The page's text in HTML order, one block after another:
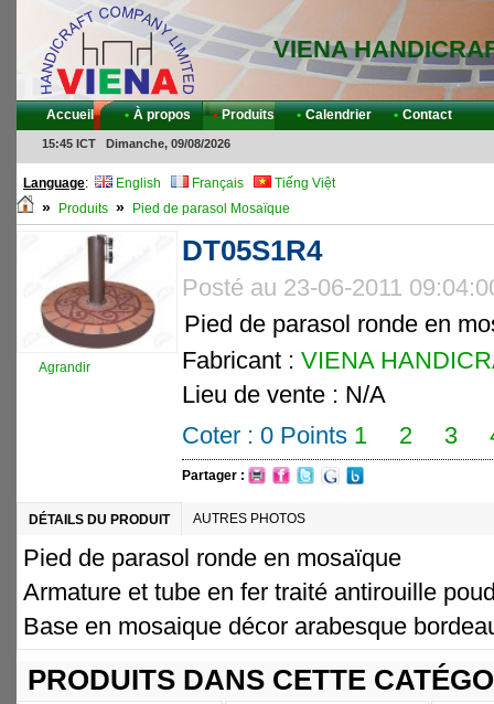
VIENA
Accueil • À propos • Produits • Calendrier • Contact
15:45 ICT Dimanche, 09/08/2026
Language: English Français Tiếng Việt
» Produits » Pied de parasol Mosaïque
Agrandir
DT05S1R4
Posté au 23-06-2011
Pied de parasol ronde en
Fabricant : VIENA
Lieu de vente : N/A
Coter : 0 Points 1 2 3
Partager :
DÉTAILS DU PRODUIT AUTRES PHOTOS
Pied de parasol ronde en mosaïque
Armature et tube en fer traité antirouille
Base en mosaique décor arabesque
PRODUITS DANS CETTE